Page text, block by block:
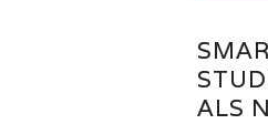
ALS